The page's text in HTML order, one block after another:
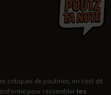
critiques de poutines, on s’est dit
pour rassemblerles